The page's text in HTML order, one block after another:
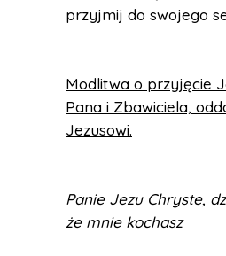
przyjmij do swojego
Modlitwa o przyjęcie
Pana i Zbawiciela,
Jezusowi.
Panie Jezu Chryste,
że mnie kochasz